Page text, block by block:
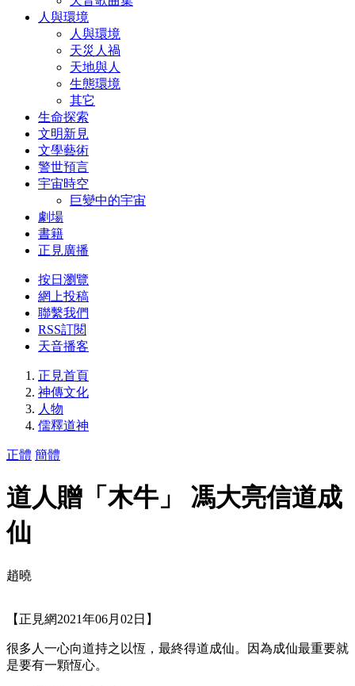
人與環境
人與環境
天災人禍
天地與人
生態環境
其它
生命探索
文明新見
文學藝術
警世預言
宇宙時空
巨變中的宇宙
劇場
書籍
正見廣播
按日瀏覽
網上投稿
聯繫我們
RSS訂閱
天音播客
正見首頁
神傳文化
人物
儒釋道神
正體 簡體
道人贈「木牛」 馮大亮信道成
仙
趙曉
【正見網2021年06月02日】
很多人一心向道持之以恆，最終得道成仙。因為成仙最重要就
是要有一顆恆心。